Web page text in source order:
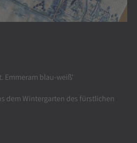
Emmeram blau-weiß'
dem Wintergarten des fürstlichen